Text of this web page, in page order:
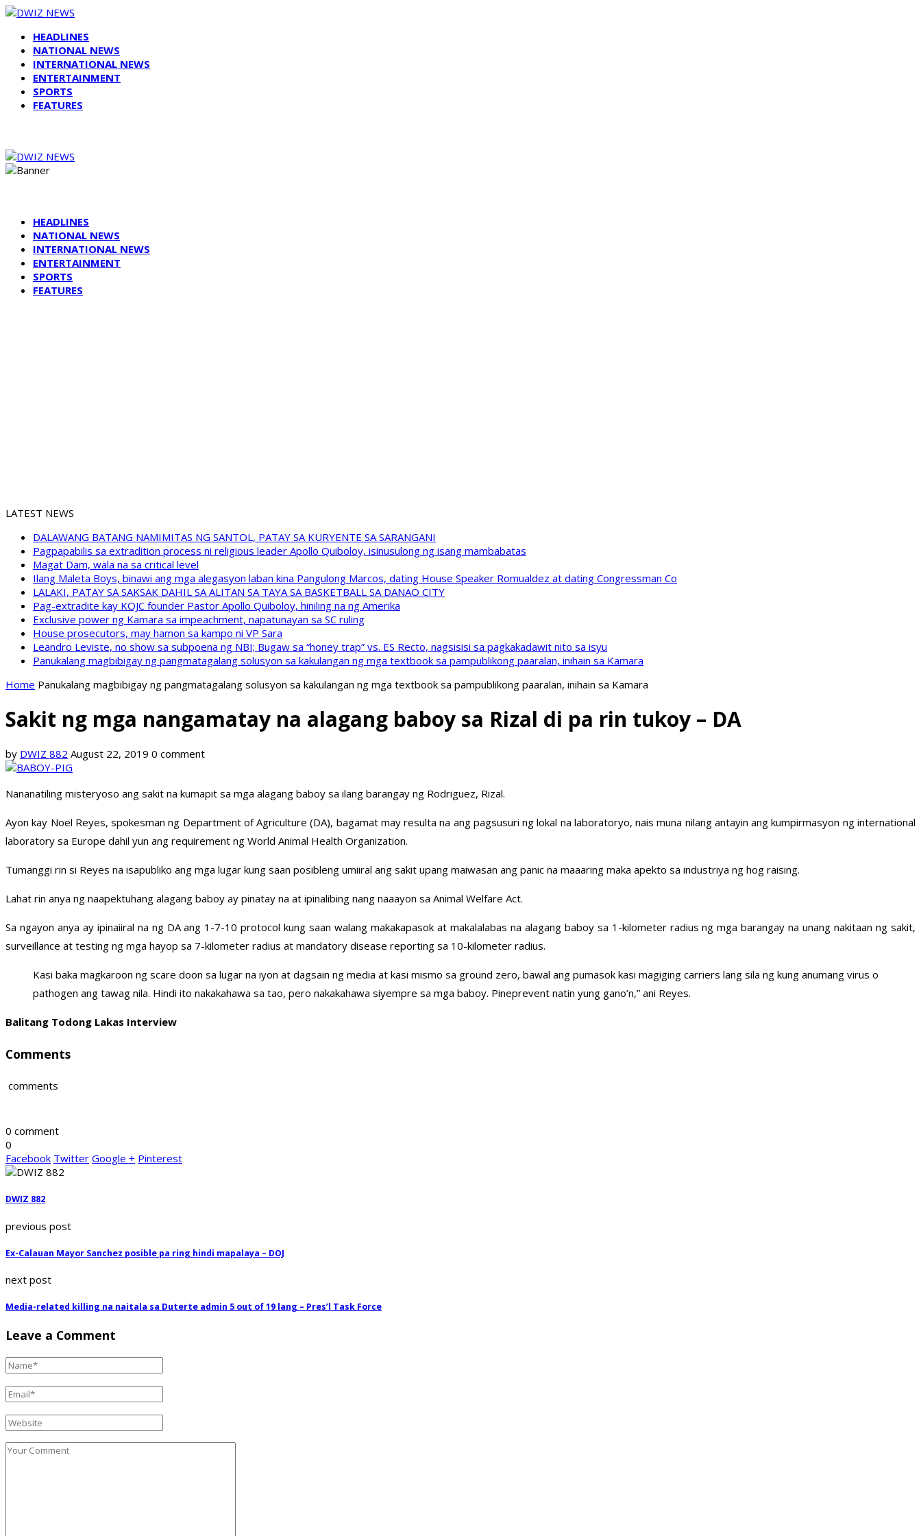
HEADLINES
NATIONAL NEWS
INTERNATIONAL NEWS
ENTERTAINMENT
SPORTS
FEATURES
HEADLINES
NATIONAL NEWS
INTERNATIONAL NEWS
ENTERTAINMENT
SPORTS
FEATURES
LATEST NEWS
DALAWANG BATANG NAMIMITAS NG SANTOL, PATAY SA KURYENTE SA SARANGANI
Pagpapabilis sa extradition process ni religious leader Apollo Quiboloy, isinusulong ng isang mambabatas
Magat Dam, wala na sa critical level
Ilang Maleta Boys, binawi ang mga alegasyon laban kina Pangulong Marcos, dating House Speaker Romualdez at dating Congressman Co
LALAKI, PATAY SA SAKSAK DAHIL SA ALITAN SA TAYA SA BASKETBALL SA DANAO CITY
Pag-extradite kay KOJC founder Pastor Apollo Quiboloy, hiniling na ng Amerika
Exclusive power ng Kamara sa impeachment, napatunayan sa SC ruling
House prosecutors, may hamon sa kampo ni VP Sara
Leandro Leviste, no show sa subpoena ng NBI; Bugaw sa “honey trap” vs. ES Recto, nagsisisi sa pagkakadawit nito sa isyu
Panukalang magbibigay ng pangmatagalang solusyon sa kakulangan ng mga textbook sa pampublikong paaralan, inihain sa Kamara
Home Panukalang magbibigay ng pangmatagalang solusyon sa kakulangan ng mga textbook sa pampublikong paaralan, inihain sa Kamara
Sakit ng mga nangamatay na alagang baboy sa Rizal di pa rin tukoy – DA
by DWIZ 882 August 22, 2019 0 comment
Nananatiling misteryoso ang sakit na kumapit sa mga alagang baboy sa ilang barangay ng Rodriguez, Rizal.
Ayon kay Noel Reyes, spokesman ng Department of Agriculture (DA), bagamat may resulta na ang pagsusuri ng lokal na laboratoryo, nais muna nilang antayin ang kumpirmasyon ng international
laboratory sa Europe dahil yun ang requirement ng World Animal Health Organization.
Tumanggi rin si Reyes na isapubliko ang mga lugar kung saan posibleng umiiral ang sakit upang maiwasan ang panic na maaaring maka apekto sa industriya ng hog raising.
Lahat rin anya ng naapektuhang alagang baboy ay pinatay na at ipinalibing nang naaayon sa Animal Welfare Act.
Sa ngayon anya ay ipinaiiral na ng DA ang 1-7-10 protocol kung saan walang makakapasok at makalalabas na alagang baboy sa 1-kilometer radius ng mga barangay na unang nakitaan ng sakit,
surveillance at testing ng mga hayop sa 7-kilometer radius at mandatory disease reporting sa 10-kilometer radius.
Kasi baka magkaroon ng scare doon sa lugar na iyon at dagsain ng media at kasi mismo sa ground zero, bawal ang pumasok kasi magiging carriers lang sila ng kung anumang virus o
pathogen ang tawag nila. Hindi ito nakakahawa sa tao, pero nakakahawa siyempre sa mga baboy. Pineprevent natin yung gano’n,” ani Reyes.
Balitang Todong Lakas Interview
Comments
comments
0 comment
0
Facebook Twitter Google + Pinterest
DWIZ 882
previous post
Ex-Calauan Mayor Sanchez posible pa ring hindi mapalaya – DOJ
next post
Media-related killing na naitala sa Duterte admin 5 out of 19 lang – Pres’l Task Force
Leave a Comment